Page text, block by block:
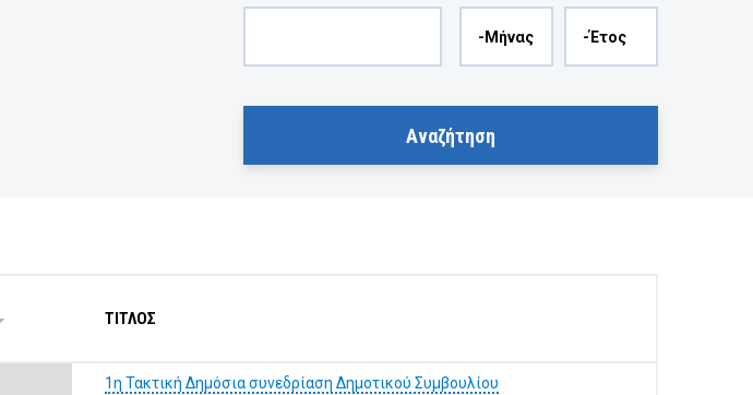
ΤΙΤΛΟΣ
1η Τακτική Δημόσια συνεδρίαση Δημοτικού Συμβουλίου